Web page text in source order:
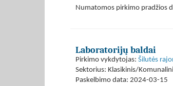
Numatomos pirkimo pradžios
Laboratorijų baldai
Pirkimo vykdytojas: Šilutės
Sektorius: Klasikinis/
Paskelbimo data: 2024-03-15